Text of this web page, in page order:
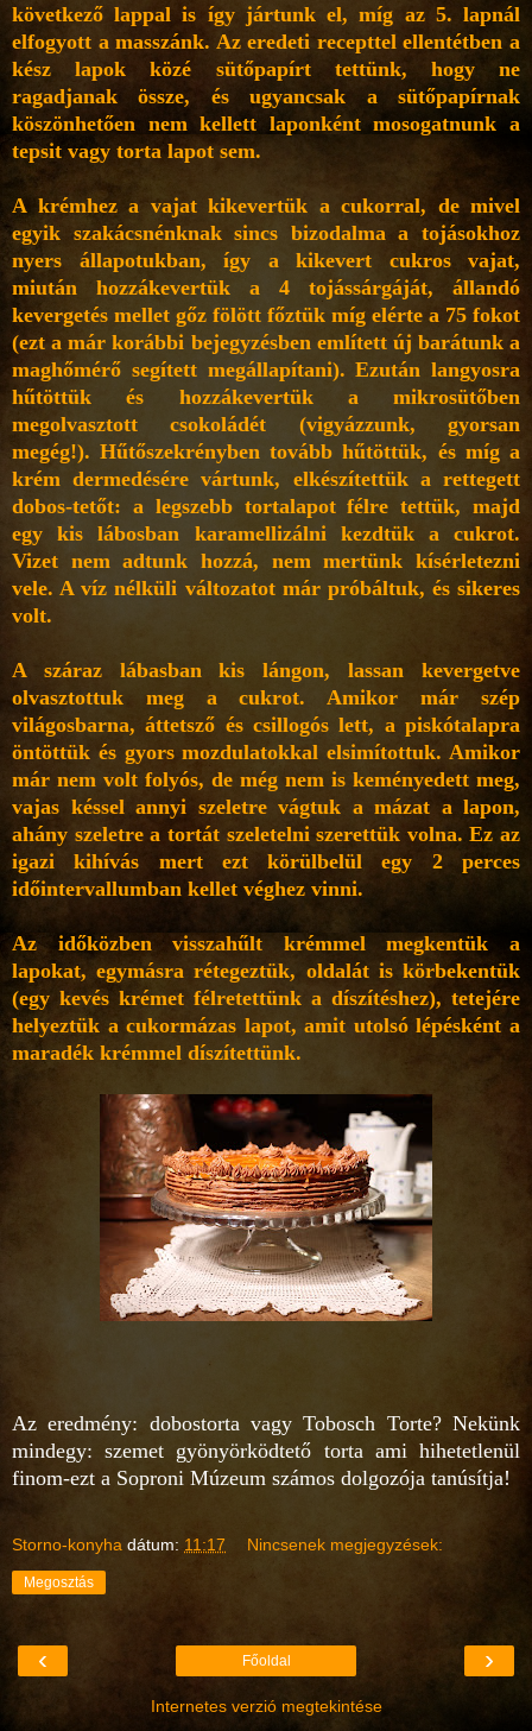
következő lappal is így jártunk el, míg az 5. lapnál
elfogyott a masszánk. Az eredeti recepttel ellentétben a
kész lapok közé sütőpapírt tettünk, hogy ne
ragadjanak össze, és ugyancsak a sütőpapírnak
köszönhetően nem kellett laponként mosogatnunk a
tepsit vagy torta lapot sem.
A krémhez a vajat kikevertük a cukorral, de mivel
egyik szakácsnénknak sincs bizodalma a tojásokhoz
nyers állapotukban, így a kikevert cukros vajat,
miután hozzákevertük a 4 tojássárgáját, állandó
kevergetés mellet gőz fölött főztük míg elérte a 75 fokot
(ezt a már korábbi bejegyzésben említett új barátunk a
maghőmérő segített megállapítani). Ezután langyosra
hűtöttük és hozzákevertük a mikrosütőben
megolvasztott csokoládét (vigyázzunk, gyorsan
megég!). Hűtőszekrényben tovább hűtöttük, és míg a
krém dermedésére vártunk, elkészítettük a rettegett
dobos-tetőt: a legszebb tortalapot félre tettük, majd
egy kis lábosban karamellizálni kezdtük a cukrot.
Vizet nem adtunk hozzá, nem mertünk kísérletezni
vele. A víz nélküli változatot már próbáltuk, és sikeres
volt.
A száraz lábasban kis lángon, lassan kevergetve
olvasztottuk meg a cukrot. Amikor már szép
világosbarna, áttetsző és csillogós lett, a piskótalapra
öntöttük és gyors mozdulatokkal elsimítottuk. Amikor
már nem volt folyós, de még nem is keményedett meg,
vajas késsel annyi szeletre vágtuk a mázat a lapon,
ahány szeletre a tortát szeletelni szerettük volna. Ez az
igazi kihívás mert ezt körülbelül egy 2 perces
időintervallumban kellet véghez vinni.
Az időközben visszahűlt krémmel megkentük a
lapokat, egymásra rétegeztük, oldalát is körbekentük
(egy kevés krémet félretettünk a díszítéshez), tetejére
helyeztük a cukormázas lapot, amit utolsó lépésként a
maradék krémmel díszítettünk.
Az eredmény: dobostorta vagy Tobosch Torte? Nekünk
mindegy: szemet gyönyörködtető torta ami hihetetlenül
finom-ezt a Soproni Múzeum számos dolgozója tanúsítja!
Storno-konyha dátum: 11:17 Nincsenek megjegyzések:
Megosztás
‹ ›
Főoldal
Internetes verzió megtekintése